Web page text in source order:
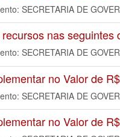
SECRETARIA DE
nas
SECRETARIA DE
no Valor de
SECRETARIA DE
no Valor de